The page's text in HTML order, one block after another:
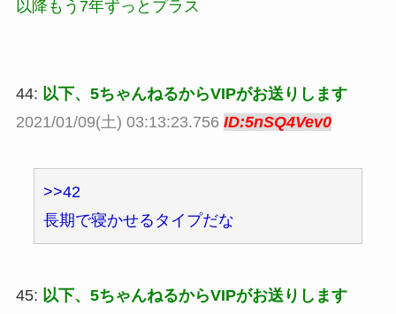
以降もう7年ずっとプラス
44: 以下、5ちゃんねるからVIPがお送りします
2021/01/09(土) 03:13:23.756 ID:5nSQ4Vev0
>>42
長期で寝かせるタイプだな
45: 以下、5ちゃんねるからVIPがお送りします